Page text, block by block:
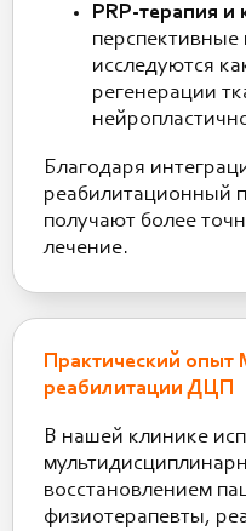
PRP-терапия и
исследуются
регенерации
Благодаря
реабилитационный
получают более
лечение.
Практический опыт
реабилитации ДЦП
В нашей клинике
восстановлением
физиотерапевты,